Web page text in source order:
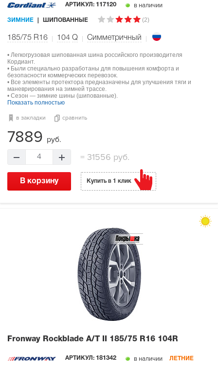
АРТИКУЛ: 117120 в наличии
ЗИМНИЕ ШИПОВАННЫЕ (2)
185/75 R16 104 Q Симметричный
• Легкогрузовая шипованная шина российского производителя
Кордиант.
• Были специально разработаны для повышения комфорта и
безопасности коммерческих перевозок.
• Все элементы протектора предназначены для улучшения тяги и
маневрирования на зимней трассе.
• Сезон — зимние шины (шипованные).
Показать полностью
в закладки сравнить
7889 руб.
4 = 31556 руб.
В корзину Купить в 1 клик
Fronway Rockblade A/T II 185/75 R16 104R
АРТИКУЛ: 181342 в наличии ЛЕТНИЕ